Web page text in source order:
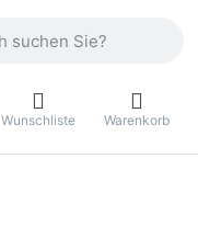
Wunschliste Warenkorb